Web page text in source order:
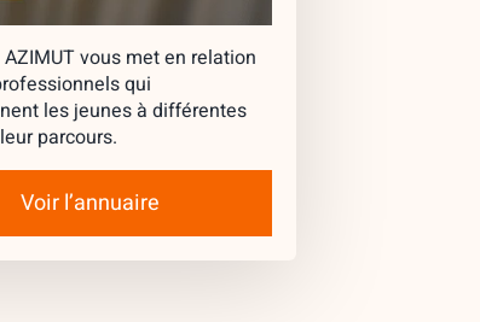
AZIMUT vous met en relation
qui
les jeunes à différentes
parcours.
Voir l’annuaire